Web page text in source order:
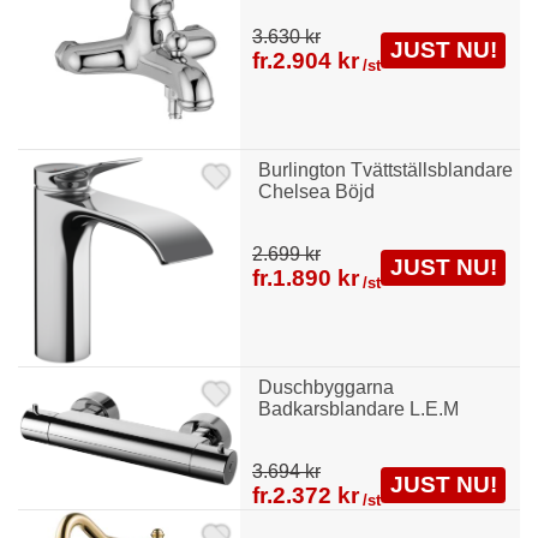
Burlington Tvättställsblandare
Chelsea Böjd
Duschbyggarna
Badkarsblandare L.E.M
3.630 kr
fr.2.904 kr /st
JUST NU!
2.699 kr
fr.1.890 kr /st
JUST NU!
3.694 kr
fr.2.372 kr /st
JUST NU!